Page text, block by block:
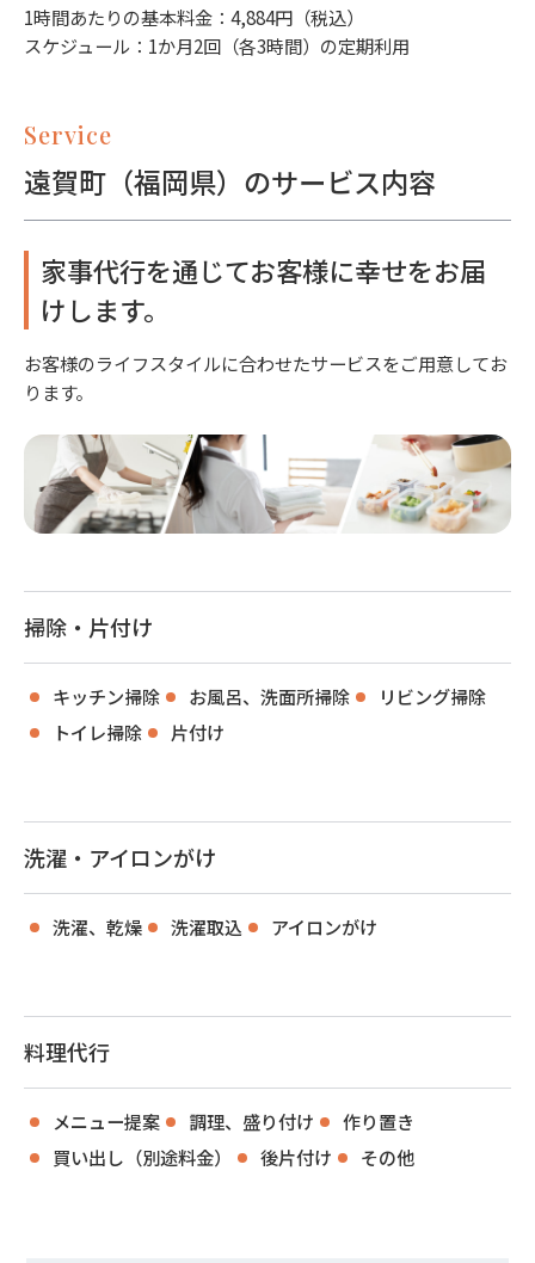
1時間あたりの基本料金：4,884円（税込）
スケジュール：1か月2回（各3時間）の定期利用
Service
遠賀町（福岡県）のサービス内容
家事代行を通じてお客様に幸せをお届
けします。
お客様のライフスタイルに合わせたサービスをご用意してお
ります。
掃除・片付け
キッチン掃除 お風呂、洗面所掃除
リビング掃除
トイレ掃除
片付け
洗濯・アイロンがけ
洗濯、乾燥 洗濯取込 アイロンがけ
料理代行
メニュー提案 調理、盛り付け
作り置き
買い出し（別途料金）
後片付け その他